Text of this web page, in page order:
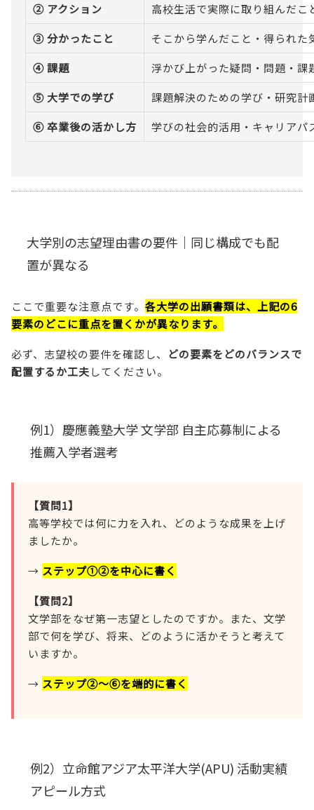
② アクション
高校生活で実際に取り組んだこ
③ 分かったこと
そこから学んだこと・得られた
④ 課題
浮かび上がった疑問・問題・課
⑤ 大学での学び
課題解決のための学び・研究計
⑥ 卒業後の活かし方
学びの社会的活用・キャリアパ
大学別の志望理由書の要件｜同じ構成でも配
置が異なる
ここで重要な注意点です。 各大学の出願書類は、上記の6
要素のどこに重点を置くかが異なります。
必ず、志望校の要件を確認し、 どの要素をどのバランスで
配置するか工夫してください。
例1）慶應義塾大学 文学部 自主応募制による
推薦入学者選考
【質問1】
高等学校では何に力を入れ、どのような成果を上げ
ましたか。
→ ステップ①②を中心に書く
【質問2】
文学部をなぜ第一志望としたのですか。また、文学
部で何を学び、将来、どのように活かそうと考えて
いますか。
→ ステップ②～⑥を端的に書く
例2）立命館アジア太平洋大学(APU) 活動実績
アピール方式